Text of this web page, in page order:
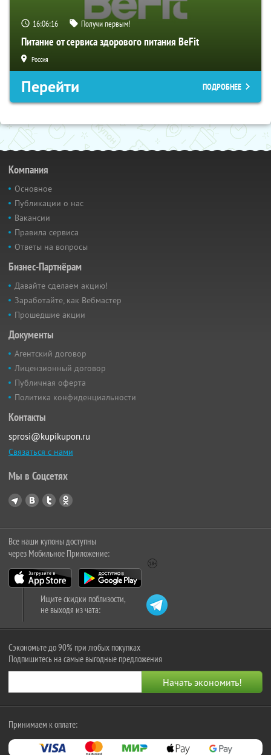
16:06:15 Получи первым!
Питание от сервиса здорового питания BeFit
Россия
Перейти ПОДРОБНЕЕ
Компания
Основное
Публикации о нас
Вакансии
Правила сервиса
Ответы на вопросы
Бизнес-Партнёрам
Давайте сделаем акцию!
Заработайте, как Вебмастер
Прошедшие акции
Документы
Агентский договор
Лицензионный договор
Публичная оферта
Политика конфиденциальности
Контакты
sprosi@kupikupon.ru
Связаться с нами
Мы в Соцсетях
Все наши купоны доступны
через Мобильное Приложение:
Ищите скидки поблизости,
не выходя из чата:
Сэкономьте до 90% при любых покупках
Подпишитесь на самые выгодные предложения
Принимаем к оплате: